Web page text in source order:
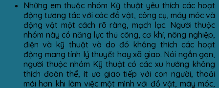
Những em thuộc nhóm Kỹ thuật yêu thích các hoạt
động tương tác với các đồ vật, công cụ, máy móc và
động vật một cách rõ ràng, mạch lạc. Người thuộc
nhóm này có năng lực thủ công, cơ khí, nông nghiệp,
điện và kỹ thuật và do đó không thích các hoạt
động mang tính lý thuyết hay xã giao. Nói ngắn gọn,
người thuộc nhóm Kỹ thuật có các xu hướng không
thích đoàn thể, ít ưa giao tiếp với con người, thoải
mái hơn khi làm việc một mình với đồ vật, máy móc,